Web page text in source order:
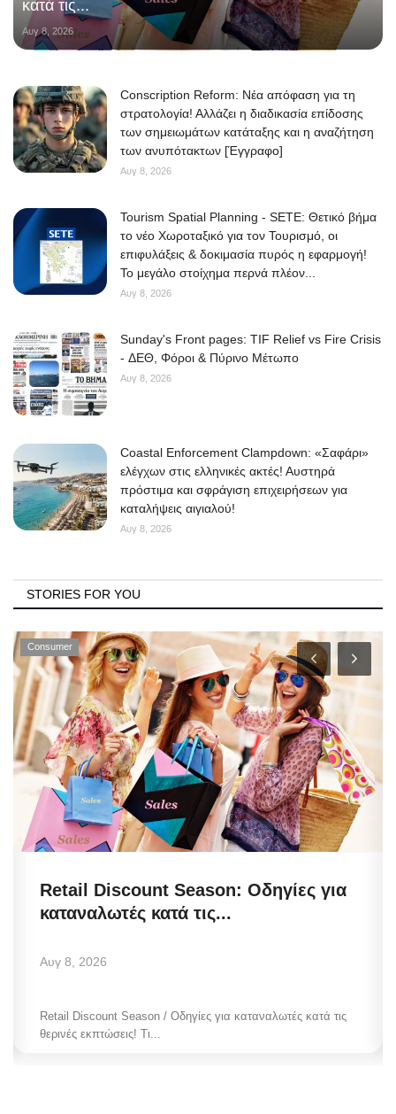
κατά τις...
Αυγ 8, 2026
Conscription Reform: Νέα απόφαση για τη
στρατολογία! Αλλάζει η διαδικασία επίδοσης
των σημειωμάτων κατάταξης και η αναζήτηση
των ανυπότακτων [Έγγραφο]
Αυγ 8, 2026
Tourism Spatial Planning - SETE: Θετικό βήμα
το νέο Χωροταξικό για τον Τουρισμό, οι
επιφυλάξεις & δοκιμασία πυρός η εφαρμογή!
Το μεγάλο στοίχημα περνά πλέον...
Αυγ 8, 2026
Sunday's Front pages: TIF Relief vs Fire Crisis
- ΔΕΘ, Φόροι & Πύρινο Μέτωπο
Αυγ 8, 2026
Coastal Enforcement Clampdown: «Σαφάρι»
ελέγχων στις ελληνικές ακτές! Αυστηρά
πρόστιμα και σφράγιση επιχειρήσεων για
καταλήψεις αιγιαλού!
Αυγ 8, 2026
STORIES FOR YOU
Consumer
Retail Discount Season: Οδηγίες για
καταναλωτές κατά τις...
Αυγ 8, 2026
Retail Discount Season / Οδηγίες για καταναλωτές κατά τις
θερινές εκπτώσεις! Τι...